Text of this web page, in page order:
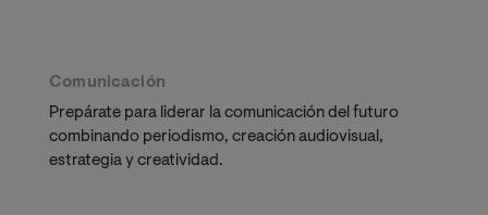
Comunicación
Prepárate para liderar la comunicación del futuro
combinando periodismo, creación audiovisual,
estrategia y creatividad.